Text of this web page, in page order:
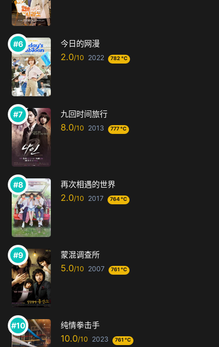
今日的网漫
2.0 2022 782 °C
九回时间旅行
8.0 2013 777 °C
再次相遇的世界
2.0 2017 764 °C
蒙混调查所
5.0 2007 761 °C
纯情拳击手
10.0 2023 761 °C